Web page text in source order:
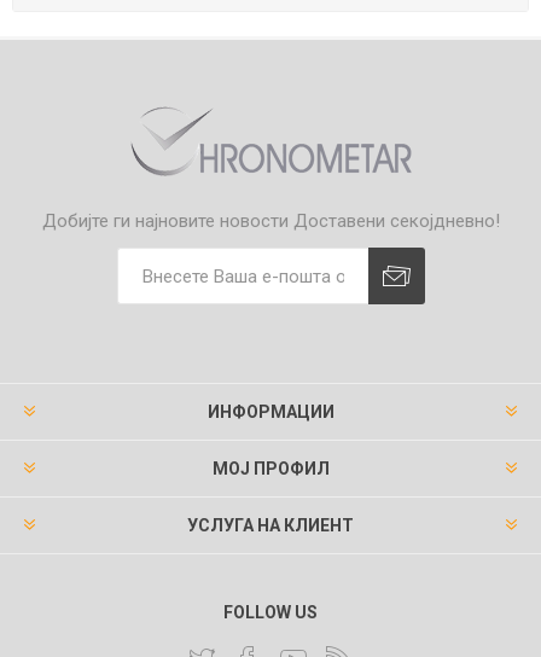
Добијте ги најновите новости Доставени секојдневно!
ИНФОРМАЦИИ
МОЈ ПРОФИЛ
УСЛУГА НА КЛИЕНТ
FOLLOW US